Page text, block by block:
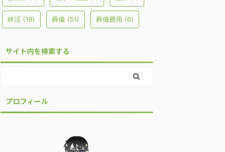
終活 (19) 葬儀 (51) 葬儀費用 (6)
サイト内を検索する
プロフィール